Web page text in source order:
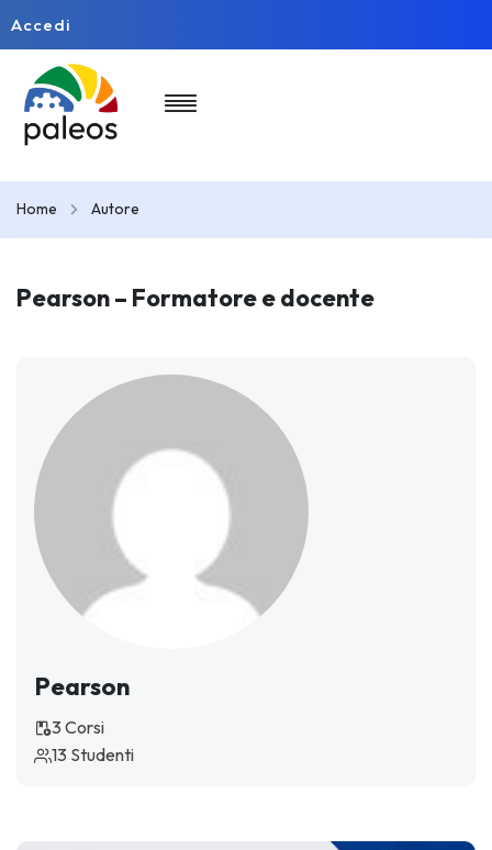
Accedi
Home Autore
Pearson – Formatore e docente
Pearson
3 Corsi
13 Studenti